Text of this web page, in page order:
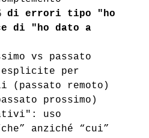
di errori tipo "ho
di "ho dato a
vs passato
esplicite per
(passato remoto)
prossimo)
uso
anziché “cui”